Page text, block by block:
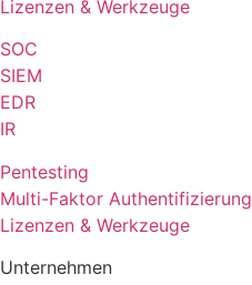
Lizenzen & Werkzeuge
SOC
SIEM
EDR
IR
Pentesting
Multi-Faktor Authentifizierung
Lizenzen & Werkzeuge
Unternehmen